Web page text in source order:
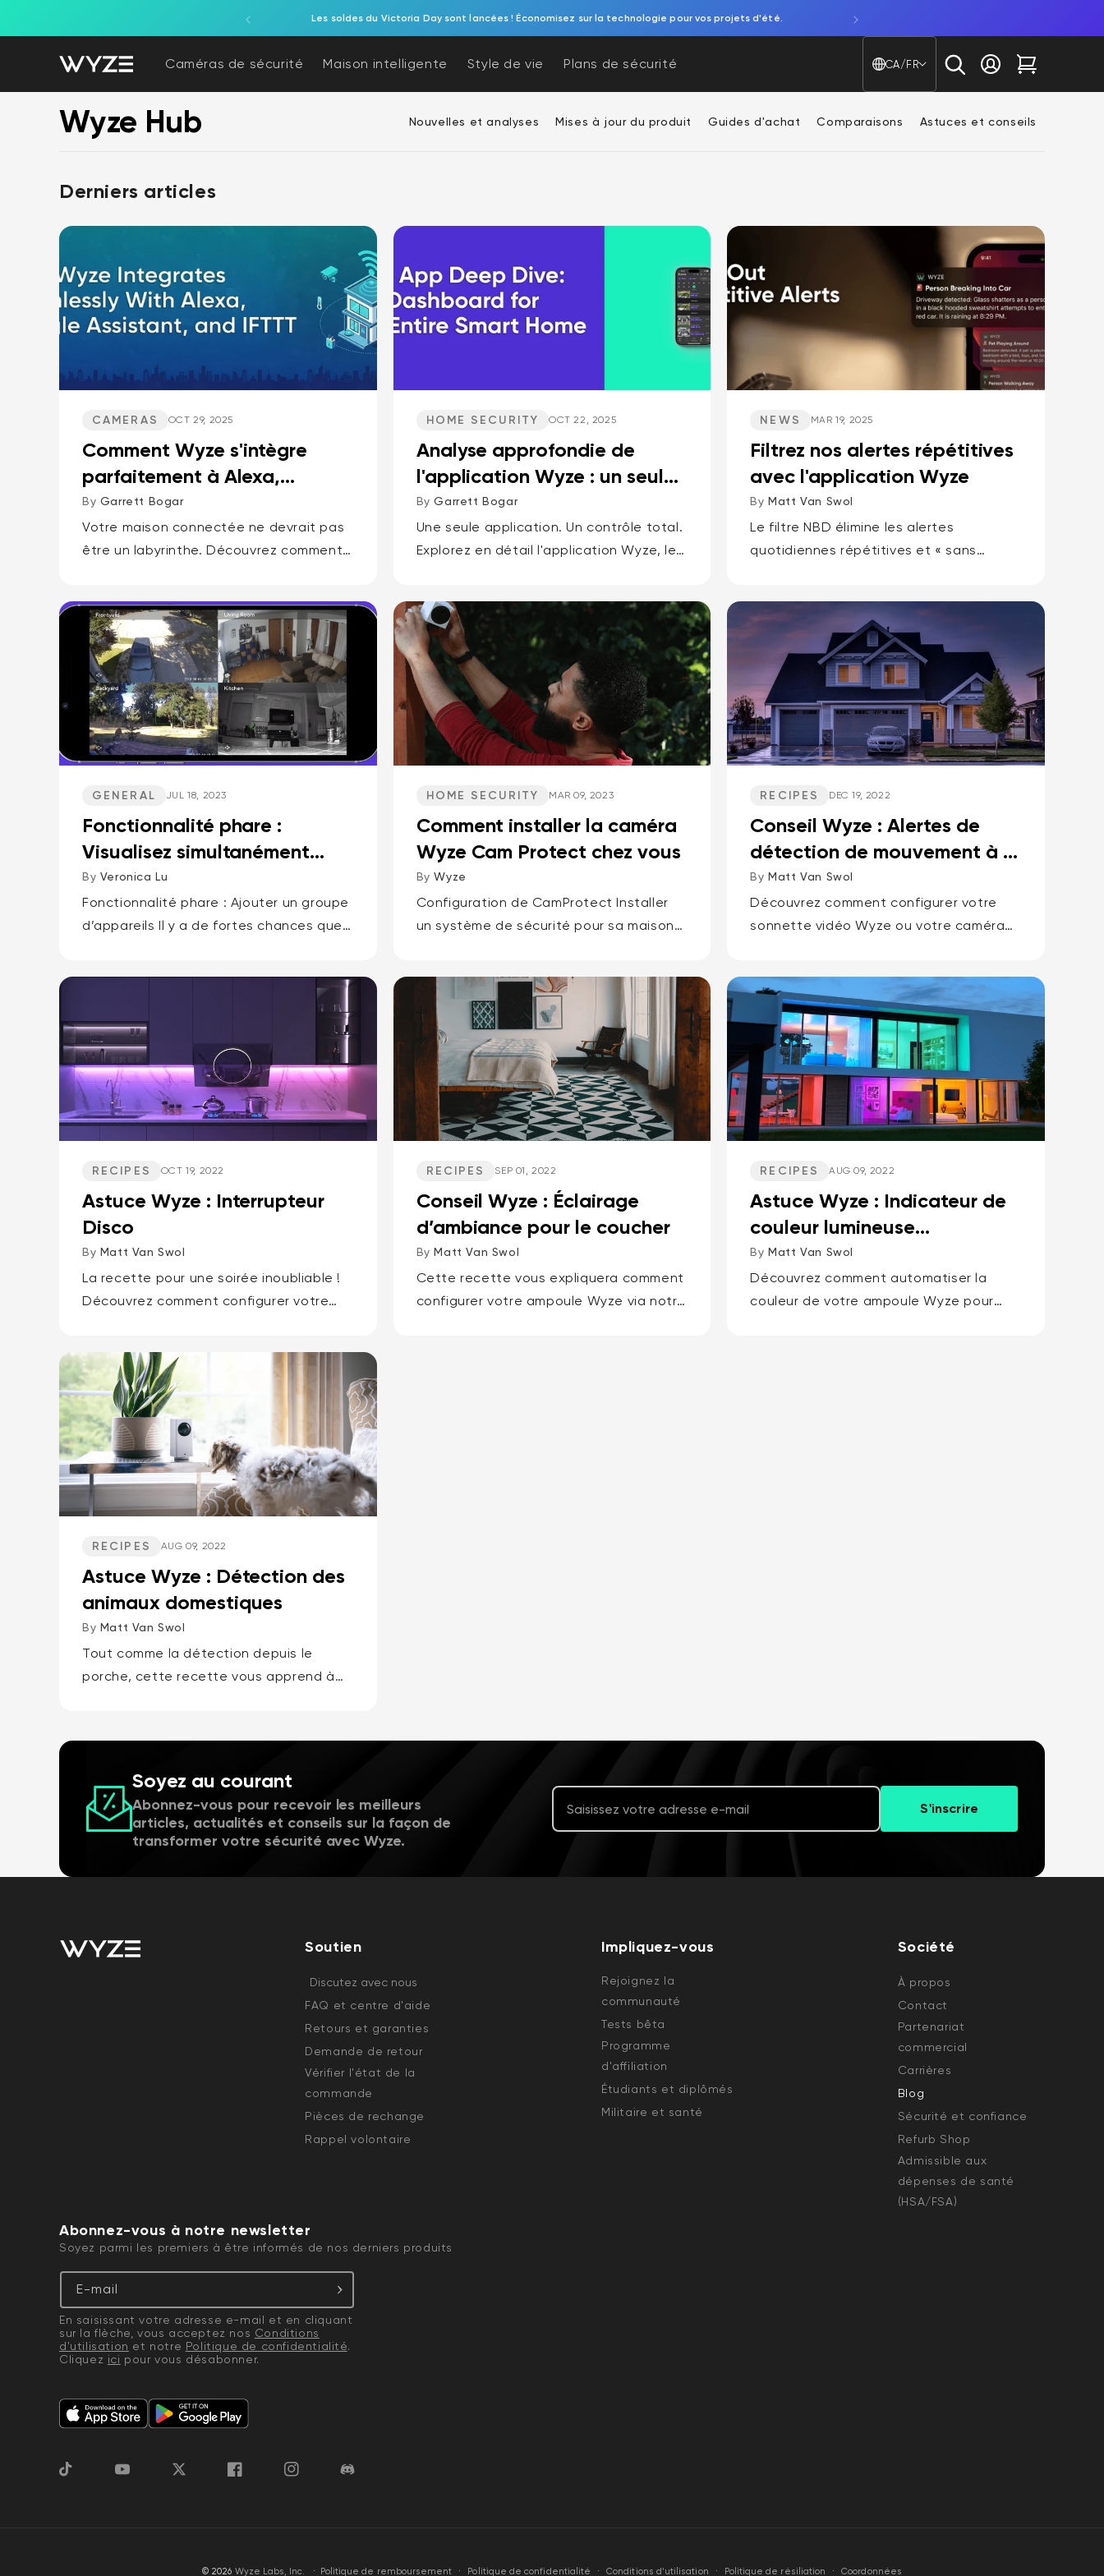
Les soldes du Victoria Day sont lancées ! Économisez sur la technologie pour vos projets d'été. Découvrez notre NOUVELLE caméra de fenêtre.
Caméras de sécurité Maison intelligente Style de vie Plans de sécurité
Pays/région - Langue
CA/FR
Se connecter
Chariot
Wyze Hub Nouvelles et analyses Mises à jour du produit Guides d'achat Comparaisons Astuces et conseils
Derniers articles
CAMERAS OCT 29, 2025
Comment Wyze s'intègre
parfaitement à Alexa,
Google Assistant et IFTTT
By Garrett Bogar
Votre maison connectée ne devrait pas
être un labyrinthe. Découvrez comment
un contrôle total grâce à de simples
commandes...
HOME SECURITY OCT 22, 2025
Analyse approfondie de
l'application Wyze : un seul
tableau de bord pour tout...
ByGarrett Bogar
Une seule application. Un contrôle total.
Explorez en détail l'application Wyze, le
NEWS MAR 19, 2025
Filtrez nos alertes répétitives
avec l'application Wyze
ByMatt Van Swol
Le filtre NBD élimine les alertes
quotidiennes répétitives et « sans
importants.
GENERAL JUL 18, 2023
Fonctionnalité phare :
Visualisez simultanément
plusieurs flux vidéo de
camér...
By Veronica Lu
Fonctionnalité phare : Ajouter un groupe
d’appareils Il y a de fortes chances que
caméras serait bien...
HOME SECURITY MAR 09, 2023
Comment installer la caméra
Wyze Cam Protect chez vous
ByWyze
Configuration de CamProtect Installer
un système de sécurité pour sa maison
Dans cet article, nous vous expliquons
comment...
RECIPES DEC 19, 2022
Conseil Wyze : Alertes de
détection de mouvement à la
porte d’entrée
ByMatt Van Swol
Découvrez comment configurer votre
sonnette vidéo Wyze ou votre caméra
dès qu'un mouvement est détecté.
RECIPES OCT 19, 2022
Astuce Wyze : Interrupteur
Disco
By Matt Van Swol
La recette pour une soirée inoubliable !
Découvrez comment configurer votre
RECIPES SEP 01, 2022
Conseil Wyze : Éclairage
d’ambiance pour le coucher
ByMatt Van Swol
Cette recette vous expliquera comment
configurer votre ampoule Wyze via notre
RECIPES AUG 09, 2022
Astuce Wyze : Indicateur de
couleur lumineuse
(également appelé voyant
rouge,...
ByMatt Van Swol
Découvrez comment automatiser la
couleur de votre ampoule Wyze pour
RECIPES AUG 09, 2022
Astuce Wyze : Détection des
animaux domestiques
By Matt Van Swol
Tout comme la détection depuis le
porche, cette recette vous apprend à
mouvement à votre domicile,
Soyez au courant
Abonnez-vous pour recevoir les meilleurs
articles, actualités et conseils sur la façon de
transformer votre sécurité avec Wyze.
E-mail
S'inscrire
Soutien
Discutez avec nous
FAQ et centre d'aide
Retours et garanties
Demande de retour
Vérifier l'état de la
commande
Pièces de rechange
Rappel volontaire
Impliquez-vous
Rejoignez la
communauté
Tests bêta
Programme
d'affiliation
Étudiants et diplômés
Militaire et santé
Société
À propos
Contact
Partenariat
commercial
Carrières
Blog
Sécurité et confiance
Refurb Shop
Admissible aux
dépenses de santé
(HSA/FSA)
Abonnez-vous à notre newsletter
Soyez parmi les premiers à être informés de nos derniers produits
E-mail
En saisissant votre adresse e-mail et en cliquant
sur la flèche, vous acceptez nos Conditions
d'utilisation et notre Politique de confidentialité.
Cliquez ici pour vous désabonner.
TikTok YouTube GazouillementFacebookInstagramDiscorde
© 2026 Wyze Labs, Inc. · Politique de remboursement Politique de confidentialité Conditions d’utilisation Politique de résiliation Coordonnées
Prix ​​régulier